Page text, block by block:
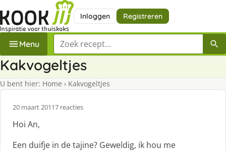
Inloggen Registreren
Menu Zoek een recept
Kakvogeltjes
U bent hier: Home › Kakvogeltjes
20 maart 20117 reacties
Hoi An,
Een duifje in de tajine? Geweldig, ik hou me